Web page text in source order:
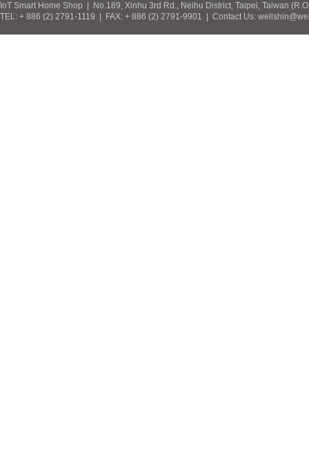
IoT Smart Home Shop | No.189, Xinhu 3rd Rd., Neihu District, Taipei, Taiwan
TEL: + 886 (2) 2791-1119 | FAX: + 886 (2) 2791-9901 | Contact Us: